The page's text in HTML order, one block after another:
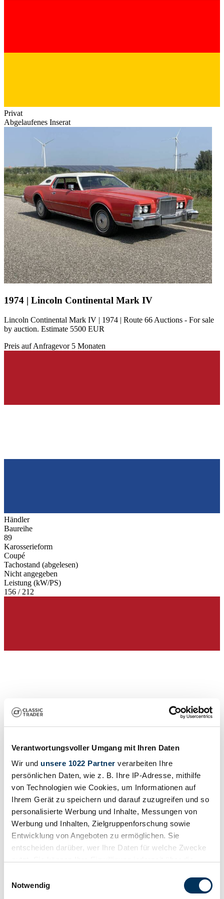
Verantwortungsvoller Umgang mit Ihren Daten
Wir und unsere 1022 Partner verarbeiten Ihre
persönlichen Daten, wie z. B. Ihre IP-Adresse, mithilfe
von Technologien wie Cookies, um Informationen auf
Ihrem Gerät zu speichern und darauf zuzugreifen und so
personalisierte Werbung und Inhalte, Messungen von
Werbung und Inhalten, Zielgruppenforschung sowie
Entwicklung von Angeboten zu ermöglichen. Sie
entscheiden darüber, wer Ihre Daten für welche Zwecke
Trigger Symbol ändern oder widerrufen
Notwendig
Privat
Abgelaufenes Inserat
1974 | Lincoln Continental Mark IV
Lincoln Continental Mark IV | 1974 | Route 66 Auctions - For sale
by auction. Estimate 5500 EUR
Preis auf Anfragevor 5 Monaten
Händler
Baureihe
89
Karosserieform
Coupé
Tachostand (abgelesen)
Nicht angegeben
Leistung (kW/PS)
156 / 212
Händler